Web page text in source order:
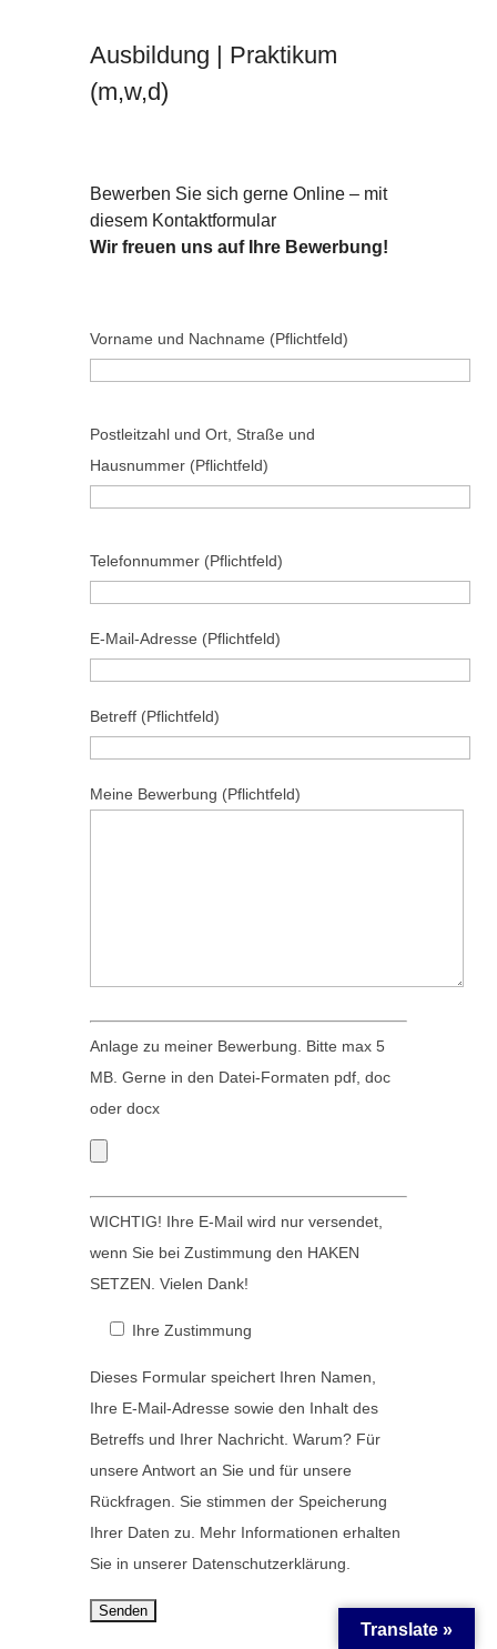
Ausbildung | Praktikum
(m,w,d)
Bewerben Sie sich gerne Online – mit
diesem Kontaktformular
Wir freuen uns auf Ihre Bewerbung!
Vorname und Nachname (Pflichtfeld)
t
a
s
i
e
l
e
.
Postleitzahl und Ort, Straße und
Hausnummer (Pflichtfeld)
t
t
s
s
F
e
l
l
e
e
r
.
Telefonnummer (Pflichtfeld)
E-Mail-Adresse (Pflichtfeld)
Betreff (Pflichtfeld)
Meine Bewerbung (Pflichtfeld)
Anlage zu meiner Bewerbung. Bitte max 5
MB. Gerne in den Datei-Formaten pdf, doc
oder docx
WICHTIG! Ihre E-Mail wird nur versendet,
wenn Sie bei Zustimmung den HAKEN
SETZEN. Vielen Dank!
Ihre Zustimmung
Dieses Formular speichert Ihren Namen,
Ihre E-Mail-Adresse sowie den Inhalt des
Betreffs und Ihrer Nachricht. Warum? Für
unsere Antwort an Sie und für unsere
Rückfragen. Sie stimmen der Speicherung
Ihrer Daten zu. Mehr Informationen erhalten
Sie in unserer Datenschutzerklärung.
Translate »